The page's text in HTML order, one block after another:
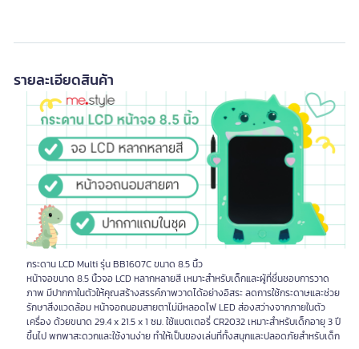
รายละเอียดสินค้า
กระดาน LCD Multi รุ่น BB1607C ขนาด 8.5 นิ้ว
หน้าจอขนาด 8.5 นิ้วจอ LCD หลากหลายสี เหมาะสำหรับเด็กและผู้ที่ชื่นชอบการวาด
ภาพ มีปากกาในตัวให้คุณสร้างสรรค์ภาพวาดได้อย่างอิสระ ลดการใช้กระดาษและช่วย
รักษาสิ่งแวดล้อม หน้าจอถนอมสายตาไม่มีหลอดไฟ LED ส่องสว่างจากภายในตัว
เครื่อง ด้วยขนาด 29.4 x 21.5 x 1 ซม. ใช้แบตเตอรี่ CR2032 เหมาะสำหรับเด็กอายุ 3 ปี
ขึ้นไป พกพาสะดวกและใช้งานง่าย ทำให้เป็นของเล่นที่ทั้งสนุกและปลอดภัยสำหรับเด็ก